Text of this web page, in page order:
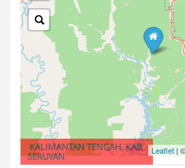
Leaflet | ©
KALIMANTAN TENGAH, KAB.
SERUYAN